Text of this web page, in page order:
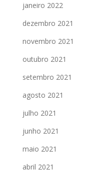
janeiro 2022
dezembro 2021
novembro 2021
outubro 2021
setembro 2021
agosto 2021
julho 2021
junho 2021
maio 2021
abril 2021